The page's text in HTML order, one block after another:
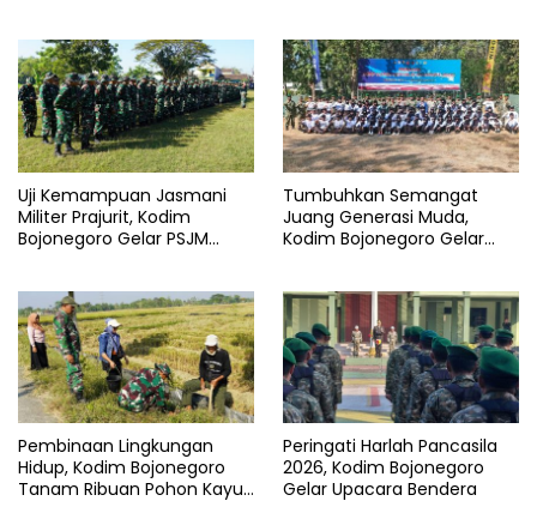
Uji Kemampuan Jasmani
Militer Prajurit, Kodim
Bojonegoro Gelar PSJM
Tumbuhkan Semangat
Juang Generasi Muda,
Kodim Bojonegoro Gelar
Pembinaan Lingkungan
Hidup, Kodim Bojonegoro
Tanam Ribuan Pohon Kayu
Peringati Harlah Pancasila
2026, Kodim Bojonegoro
Gelar Upacara Bendera